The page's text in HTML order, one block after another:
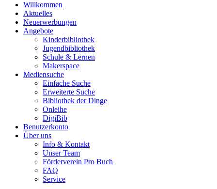
Willkommen
Aktuelles
Neuerwerbungen
Angebote
Kinderbibliothek
Jugendbibliothek
Schule & Lernen
Makerspace
Mediensuche
Einfache Suche
Erweiterte Suche
Bibliothek der Dinge
Onleihe
DigiBib
Benutzerkonto
Über uns
Info & Kontakt
Unser Team
Förderverein Pro Buch
FAQ
Service